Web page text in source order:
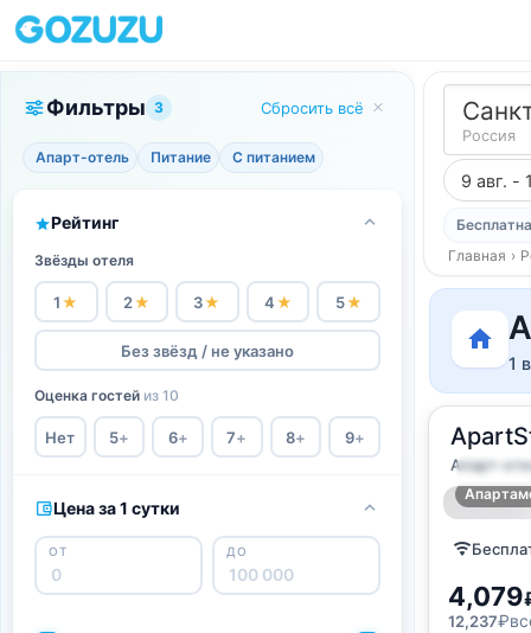
Фильтры 3 Сбросить всё
Апарт-отель Питание С питанием
Рейтинг
Звёзды отеля
1★ 2★ 3★ 4★ 5★
Без звёзд / не указано
Оценка гостей из 10
Нет 5+ 6+ 7+ 8+ 9+
Цена за 1 сутки
ОТ ДО
Россия
9 авг. -
Главная ›
1
Апарт-
24м
2
4,079
12,237₽